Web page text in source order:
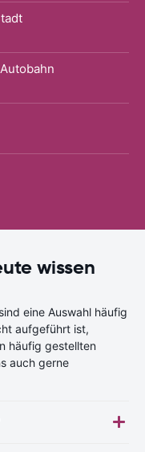
wissen
eine Auswahl häufig
aufgeführt ist,
häufig gestellten
auch gerne